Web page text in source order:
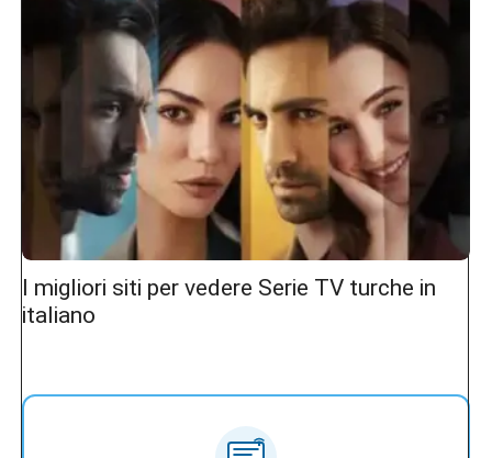
I migliori siti per vedere Serie TV turche in
italiano